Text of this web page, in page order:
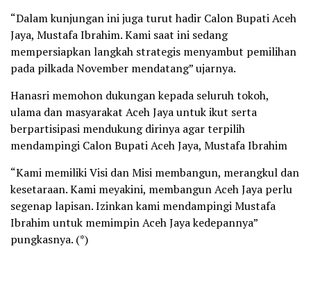
“Dalam kunjungan ini juga turut hadir Calon Bupati Aceh
Jaya, Mustafa Ibrahim. Kami saat ini sedang
mempersiapkan langkah strategis menyambut pemilihan
pada pilkada November mendatang” ujarnya.
Hanasri memohon dukungan kepada seluruh tokoh,
ulama dan masyarakat Aceh Jaya untuk ikut serta
berpartisipasi mendukung dirinya agar terpilih
mendampingi Calon Bupati Aceh Jaya, Mustafa Ibrahim
“Kami memiliki Visi dan Misi membangun, merangkul dan
kesetaraan. Kami meyakini, membangun Aceh Jaya perlu
segenap lapisan. Izinkan kami mendampingi Mustafa
Ibrahim untuk memimpin Aceh Jaya kedepannya”
pungkasnya. (*)